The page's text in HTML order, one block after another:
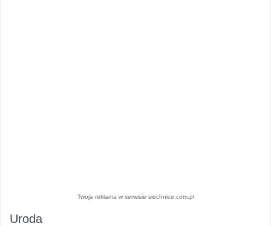
Twoja reklama w serwisie siechnice.com.pl
Uroda